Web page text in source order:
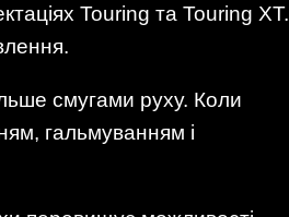
Touring та Touring XT.
смугами руху. Коли
гальмуванням і